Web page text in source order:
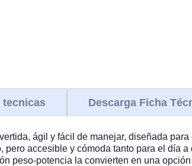
Descarga Ficha
ágil y fácil de manejar, diseñada
pero accesible y cómoda tanto para el día
peso-potencia la convierten en una